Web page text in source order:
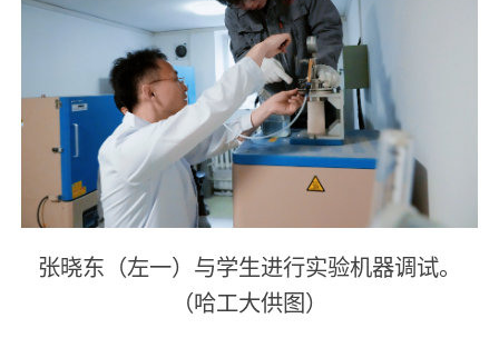
张晓东（左一）与学生进行实验机器调试。
（哈工大供图）